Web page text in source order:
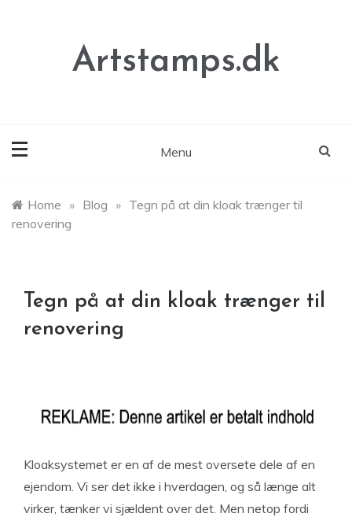
Artstamps.dk
Menu
Home » Blog » Tegn på at din kloak trænger til
renovering
Tegn på at din kloak trænger til
renovering
Kloaksystemet er en af de mest oversete dele af en
ejendom. Vi ser det ikke i hverdagen, og så længe alt
virker, tænker vi sjældent over det. Men netop fordi